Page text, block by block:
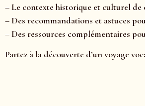
– Le contexte historique et culturel de
– Des recommandations et astuces
– Des ressources complémentaires
Partez à la découverte d’un voyage